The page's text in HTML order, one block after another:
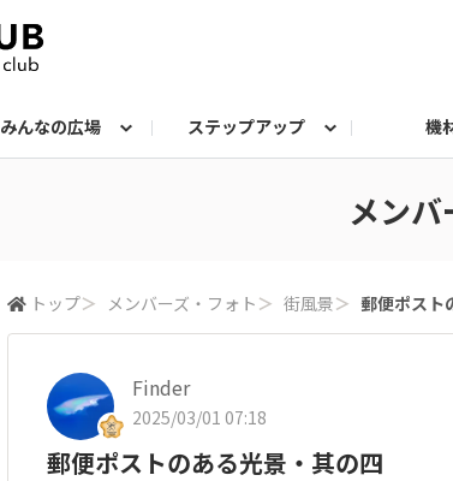
みんなの広場 ステップアップ 機
メンバ
トップ＞ メンバーズ・フォト ＞ 街風景＞ 郵便ポスト
Finder
2025/03/01 07:18
郵便ポストのある光景・其の四